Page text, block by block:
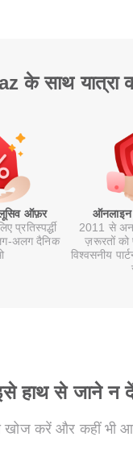
के साथ यात्रा
ऑफ़र
प्रतिस्पर्द्धी
अलग दैनिक
ऑनलाइन
2011 से
ज़रूरतों को
विश्वसनीय
हाथ से जाने न
खोज करें और कहीं भी